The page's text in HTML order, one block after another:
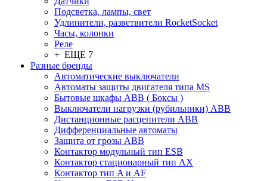
Подсветка, лампы, свет
Удлинители, разветвители RocketSocket
Часы, колонки
Реле
+ ЕЩЕ 7
Разные бренды
Автоматические выключатели
Автоматы защиты двигателя типа MS
Бытовые шкафы ABB ( Боксы )
Выключатели нагрузки (рубильники) ABB
Дистанционные расцепители ABB
Дифференциальные автоматы
Защита от грозы ABB
Контактор модульный тип ESB
Контактор стационарный тип AX
Контактор тип A и AF